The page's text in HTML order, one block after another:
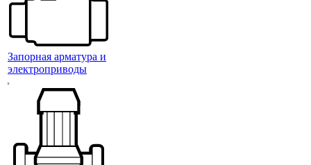
Запорная арматура и
электроприводы